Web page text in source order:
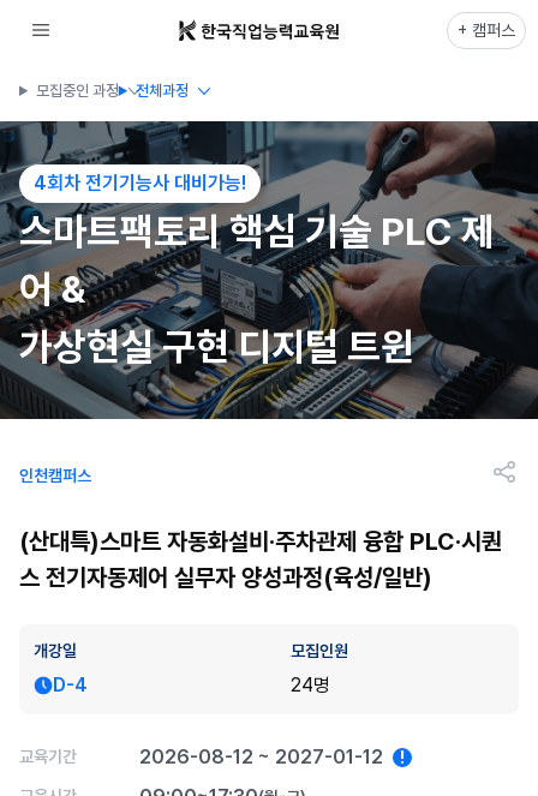
+ 캠퍼스
모집중인 과정 전체과정
4회차 전기기능사 대비가능!
스마트팩토리 핵심 기술 PLC 제
어 &
가상현실 구현 디지털 트윈
인천캠퍼스
(산대특)스마트 자동화설비·주차관제 융합 PLC·시퀀
스 전기자동제어 실무자 양성과정(육성/일반)
개강일
D-4
모집인원
24명
교육기간 2026-08-12 ~ 2027-01-12
!